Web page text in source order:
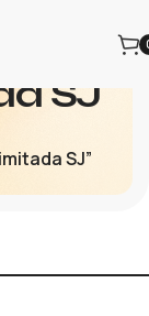
SJ
SJ”